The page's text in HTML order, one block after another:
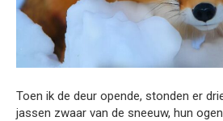
Toen ik de deur opende, stonden er
jassen zwaar van de sneeuw, hun